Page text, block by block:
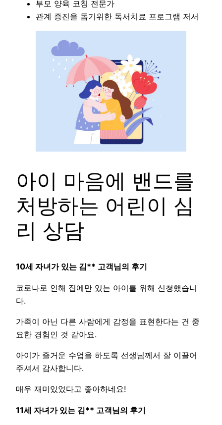
부모 양육 코칭 전문가
관계 증진을 돕기위한 독서치료 프로그램 저서
아이 마음에 밴드를
처방하는 어린이 심
리 상담
10세 자녀가 있는 김** 고객님의 후기
코로나로 인해 집에만 있는 아이를 위해 신청했습니
다.
가족이 아닌 다른 사람에게 감정을 표현한다는 건 중
요한 경험인 것 같아요.
아이가 즐거운 수업을 하도록 선생님께서 잘 이끌어
주셔서 감사합니다.
매우 재미있었다고 좋아하네요!
11세 자녀가 있는 김** 고객님의 후기